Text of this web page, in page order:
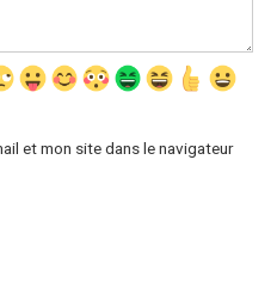
et mon site dans le navigateur